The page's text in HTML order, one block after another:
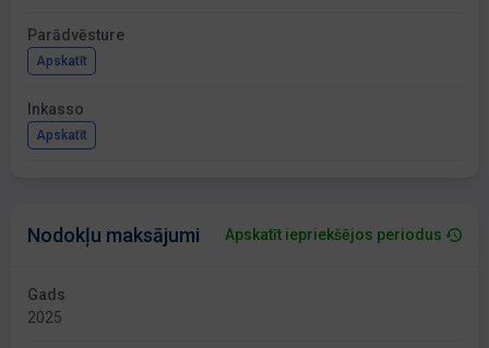
Parādvēsture
Apskatīt
Inkasso
Apskatīt
Nodokļu maksājumi Apskatīt iepriekšējos periodus
Gads
2025